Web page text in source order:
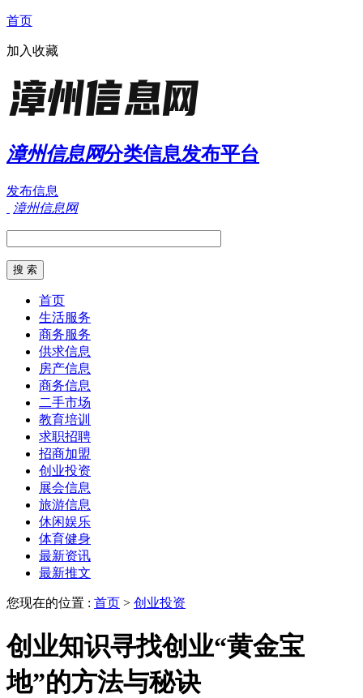
首页
加入收藏
漳州信息网分类信息发布平台
发布信息
漳州信息网
首页
生活服务
商务服务
供求信息
房产信息
商务信息
二手市场
教育培训
求职招聘
招商加盟
创业投资
展会信息
旅游信息
休闲娱乐
体育健身
最新资讯
最新推文
您现在的位置 : 首页 > 创业投资
创业知识寻找创业“黄金宝
地”的方法与秘诀